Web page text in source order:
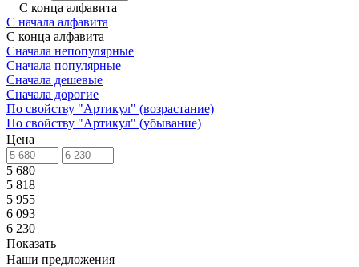
С конца алфавита
С начала алфавита
С конца алфавита
Сначала непопулярные
Сначала популярные
Сначала дешевые
Сначала дорогие
По свойству "Артикул" (возрастание)
По свойству "Артикул" (убывание)
Цена
5 680
5 818
5 955
6 093
6 230
Показать
Наши предложения